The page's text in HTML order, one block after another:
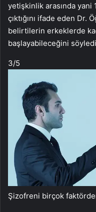
yetişkinlik arasında yani
çıktığını ifade eden Dr.
belirtilerin erkeklerde
başlayabileceğini
3/5
Şizofreni birçok